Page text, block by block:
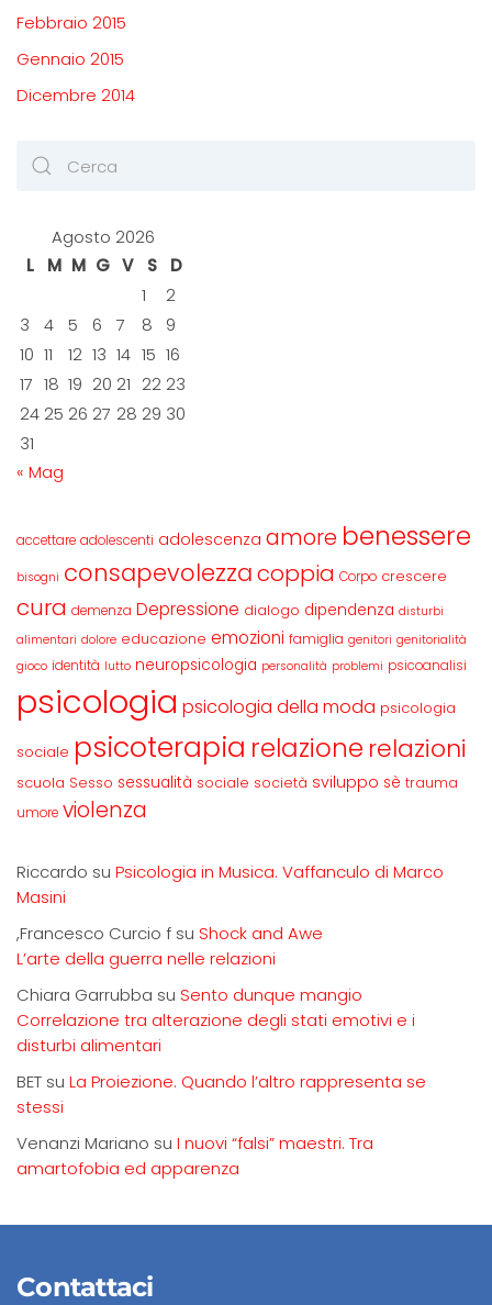
Febbraio 2015
Gennaio 2015
Dicembre 2014
Agosto 2026
L
M M G V S
D
1
2
3
4 5 6 7 8
9
10 11 12 13 14 15 16
17 18 19 20 21 22 23
24 25 26 27 28 29 30
31
« Mag
accettare adolescenti adolescenza amore benessere
bisogni consapevolezzacoppia Corpo crescere
cura demenza Depressione dialogo dipendenza disturbi
alimentari dolore educazione emozioni famiglia genitori genitorialità
gioco identità lutto neuropsicologia personalità problemi psicoanalisi
psicologia psicologia della moda psicologia
sociale psicoterapia relazione relazioni
scuola Sesso sessualità sociale società sviluppo sè trauma
umore violenza
Riccardo su Psicologia in Musica. Vaffanculo di Marco
Masini
,Francesco Curcio f su Shock and Awe
L’arte della guerra nelle relazioni
Chiara Garrubba su Sento dunque mangio
Correlazione tra alterazione degli stati emotivi e i
disturbi alimentari
BET su La Proiezione. Quando l’altro rappresenta se
stessi
Venanzi Mariano su I nuovi “falsi” maestri. Tra
amartofobia ed apparenza
Contattaci